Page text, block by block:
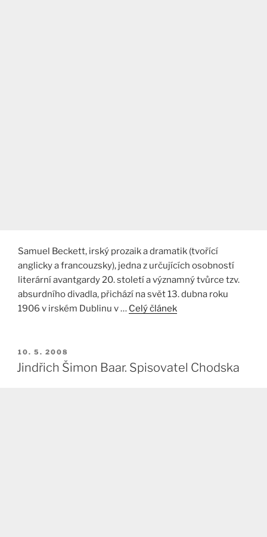
Samuel Beckett, irský prozaik a dramatik (tvořící
anglicky a francouzsky), jedna z určujících osobností
literární avantgardy 20. století a významný tvůrce tzv.
absurdního divadla, přichází na svět 13. dubna roku
1906 v irském Dublinu v … Celý článek
PUBLIKOVÁNO
10. 5. 2008
Jindřich Šimon Baar. Spisovatel Chodska